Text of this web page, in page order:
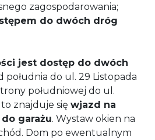
zagospodarowania;
do dwóch dróg
jest dostęp do dwóch
południa do ul. 29 Listopada
południowej do ul.
znajduje się wjazd na
garażu. Wystaw okien na
Dom po ewentualnym